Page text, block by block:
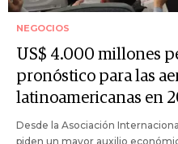
NEGOCIOS
US$ 4.000 millones
pronóstico para las
latinoamericanas en
Desde la Asociación
piden un mayor auxilio